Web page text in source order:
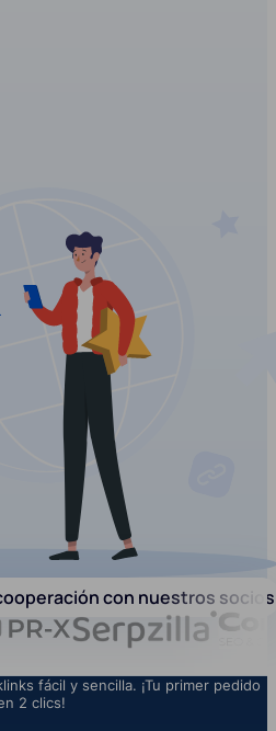
con nuestros
fácil y sencilla. ¡Tu primer pedido
2 clics!